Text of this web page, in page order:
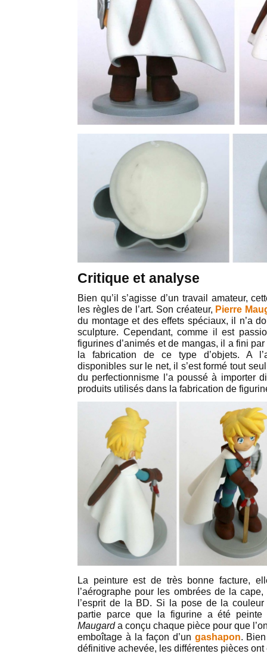
Critique et analyse
Bien qu’il s’agisse d’un travail amateur,
les règles de l’art. Son créateur, Pierre
du montage et des effets spéciaux, il n’a
sculpture. Cependant, comme il est
figurines d’animés et de mangas, il a fini
la fabrication de ce type d’objets. A
disponibles sur le net, il s’est formé tout
du perfectionnisme l’a poussé à importer
produits utilisés dans la fabrication de
La peinture est de très bonne facture,
l’aérographe pour les ombrées de la
l’esprit de la BD. Si la pose de la
partie parce que la figurine a été peinte
Maugarda conçu chaque pièce pour que
emboîtage à la façon d’un gashapon.
définitive achevée, les différentes pièces ont